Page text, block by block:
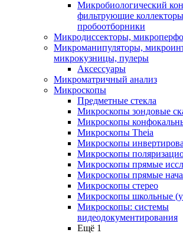
Микробиологический
фильтрующие
пробоотборники
Микродиссекторы,
Микроманипуляторы,
микрокузницы, пулеры
Аксессуары
Микроматричный анализ
Микроскопы
Предметные стекла
Микроскопы зондовые
Микроскопы
Микроскопы Theia
Микроскопы
Микроскопы
Микроскопы прямые
Микроскопы прямые
Микроскопы стерео
Микроскопы школьные
Микроскопы: системы
видеодокументирования
Ещё 1